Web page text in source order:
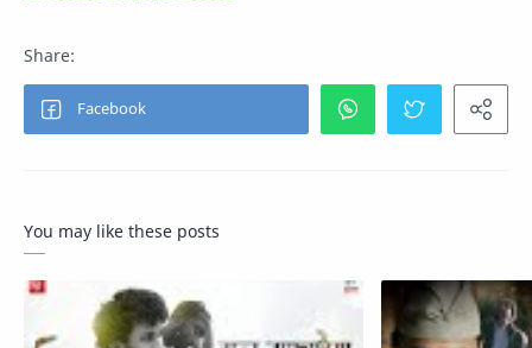
You may like these posts